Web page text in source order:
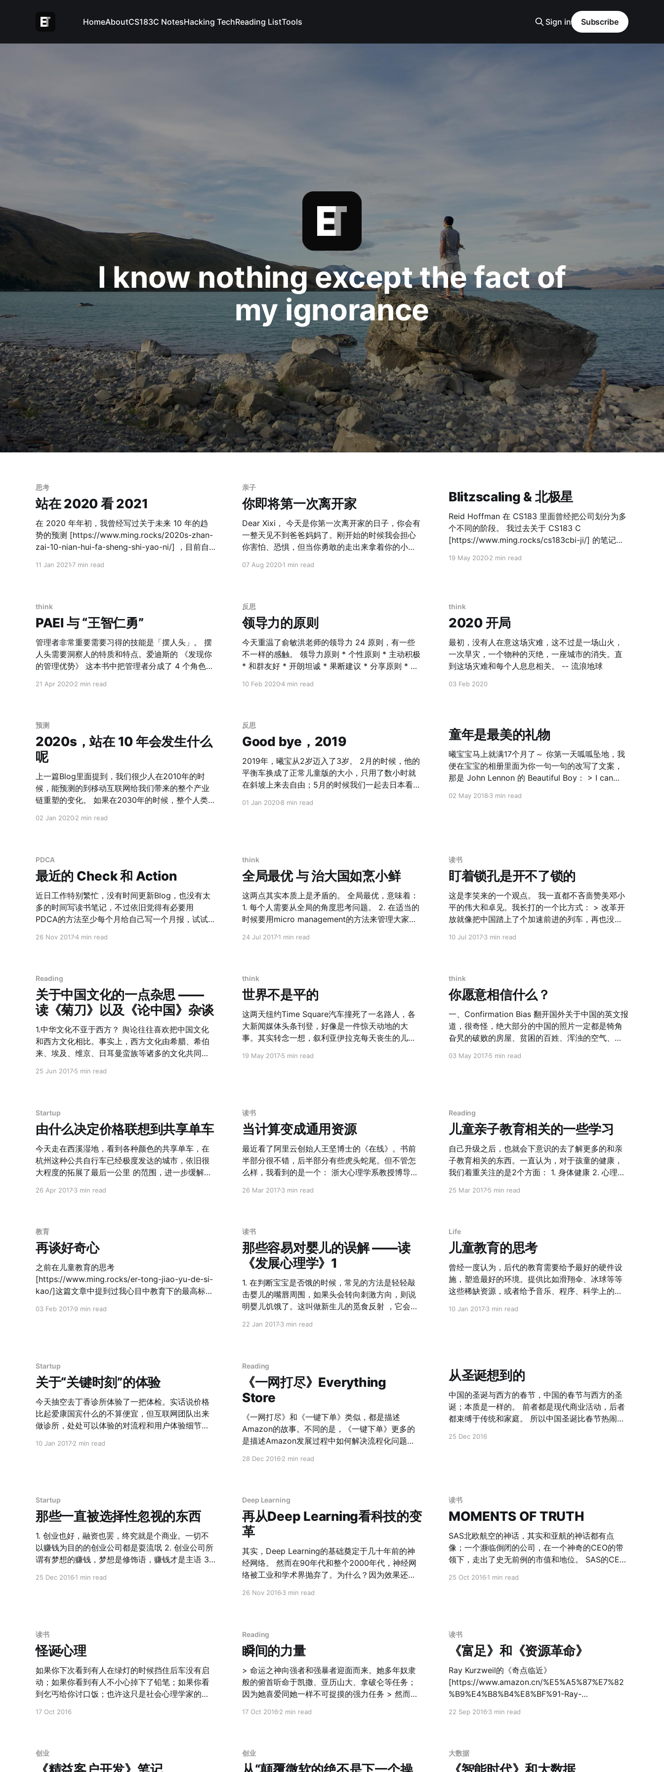
HomeAboutCS183C NotesHacking TechReading ListTools Sign in Subscribe
I know nothing except the fact of
my ignorance
思考
站在 2020 看 2021
在 2020 年年初，我曾经写过关于未来 10 年的趋
势的预测 [https://www.ming.rocks/2020s-zhan-
zai-10-nian-hui-fa-sheng-shi-yao-ni/] ，目前自
年的一年从悲剧般的开始，变成了滑稽般的结束。
我其实也想倒逼自己跳出 20 年自己本身也跌宕起
伏的一年，来看看 21 年。 2021 年的世界 2021 年
世界会更加习惯新冠肺炎的常态，并且大概率在年
中的时候会有疫苗的普及，但是疫情对于世界的影
响将会是深远的。 经济上 尤其在全球央行大范围放
的明显。同时，在美国大范围放水的当下，欧美经
11 Jan 2021 7 min read
亲子
你即将第一次离开家
Dear Xixi， 今天是你第一次离开家的日子，你会有
一整天见不到爸爸妈妈了。刚开始的时候我会担心
你害怕、恐惧，但当你勇敢的走出来拿着你的小恐
丝的失落。 这就像《小王子》里面的狐狸与小王
说，你还只是一个小男孩，和其他千千万万个小男
孩没什么两样。我不需要你，你也同样不需要我。
对你来说，我也不过是一只狐狸。但是，如果你驯
服了我，我们就会互相需要。对我来说，你是世界
上唯一的，对你来说，我也是世界上唯一的。 我们
都是彼此世界的唯一。 今天是你第一次离开我们，
多的机会和挑战，去面对外面的未知。这些未知可
发生什么，愿你心中的那一缕阳光一直都在，会陪
伴你照亮前行的路； 也不论发生什么，你的背后一
定站着坚定支持着你的爸爸妈妈。
07 Aug 20201 min read
Blitzscaling & 北极星
Reid Hoffman 在 CS183 里面曾经把公司划分为多
个不同的阶段。 我过去关于 CS183 C
[https://www.ming.rocks/cs183cbi-ji/] 的笔记也
Tribe 到 Nation 的论述，我们一直以来其实遵循的
段关注的是增长，OS3 关注到 multi-thread，这里
更多都是涉及到的都是组织、商业。 那 OS2 之后
司在 OS2、OS3 阶段，虽然面对的还是单一产品，
但是事实上
19 May 20202 min read
think
PAEI 与 “王智仁勇”
管理者非常重要需要习得的技能是「摆人头」。 摆
人头需要洞察人的特质和特点。爱迪斯的 《发现你
的管理优势》 这本书中把管理者分成了 4 个角色：
成为"独行侠"； A - Administrator：行政管理者。
火犯"； I - Integrator：整合者。只有 I 的人很容易
成为"应声虫"。 完美的管理者一定是 PAEI 四种状
态都具备，但是这是不现实以及非常难的。如何针
对不同的人配置不同的班子，
21 Apr 20202 min read
反思
领导力的原则
今天重温了俞敏洪老师的领导力 24 原则，有一些
不一样的感触。 领导力原则 * 个性原则 * 主动积极
* 和群友好 * 开朗坦诚 * 果断建议 * 分享原则 * 情
则 * 主动出手 * 抓住先机 * 寻找伙伴 * 扩大战果 *
* 激励成员 * 目标原则 * 战略制定 * 分解步骤 * 目
标衔接 * 战术跟上 * 判断原则 * 广泛调研 * 充分探
讨 * 遵从常识 * 灵活纠偏 * 纠错原则 * 机制监控 *
交流坦诚 * 自我批评 * 及时改正 * 奖励原则 * 私下
10 Feb 20204 min read
think
2020 开局
最初，没有人在意这场灾难，这不过是一场山火，
一次旱灾，一个物种的灭绝，一座城市的消失。直
到这场灾难和每个人息息相关。 -- 流浪地球
03 Feb 2020
预测
2020s，站在 10 年会发生什么
呢
上一篇Blog里面提到，我们很少人在2010年的时
候，能预测的到移动互联网给我们带来的整个产业
链重塑的变化。 如果在2030年的时候，整个人类
悲观，但后期可能有生产力上的突破带来经济的复
苏。 2. 5G会重塑工业、交通以及供给侧，尤其是
工业4.0。在信息技术成熟后反哺生物科技，预计
20s中期会有大突破。航天是第三个会在未来10年
产生大突破的部分。这三块会带来经济供给侧生产
力提高，从而带来经济的复苏。 3. 中国的文化输出
出，2010s是韩国输出，2020s是中国输出。几个
中小城市会被掏空。 5. 教育线上化会极大普及。原
因是新一代家长接受度极大提高，线上教育稳定性
也会打到一个更好的水平。互联网优先改造的长供
给侧一定是教育，医疗要慢更多。 6. 老
02 Jan 20202 min read
反思
Good bye，2019
2019年，曦宝从2岁迈入了3岁。 2月的时候，他的
平衡车换成了正常儿童版的大小，只用了数小时就
在斜坡上来去自由；5月的时候我们一起去日本看鲸
现，自己创作不同的节奏型，还有附点和修饰音，
学唱歌和诗歌基本几遍就能完全掌握。 2020年，
他将面临人生的第一次和家人的"常态化"分离，并开
启自己的15年教育长跑。2020年的曦宝会成长成什
么样呢？ 2019年，西瓜也将迈入3岁。 19年上半年
的业务压力还是大的，不过那个时候我的重心都放
在了整个跨部门机制的建立上；不过，在成功找到
第一次引擎之后，我们模型的切换回想起来还是不
然整个19年还是相对坎坷，但是比起去年还是翻了
好几倍，自己的成长和认知也翻了好几倍，值得欣
慰一下。 2020年，西瓜要进入第四个年头，都说
孩子三岁看老，西瓜
01 Jan 20208 min read
童年是最美的礼物
曦宝宝马上就满17个月了～ 你第一天呱呱坠地，我
便在宝宝的相册里面为你一句一句的改写了文案，
那是 John Lennon 的 Beautiful Boy： > I can
guess we'll both just have to be patient >
02 May 20183 min read
PDCA
最近的 Check 和 Action
近日工作特别繁忙，没有时间更新Blog，也没有太
多的时间写读书笔记，不过依旧觉得有必要用
PDCA的方法至少每个月给自己写一个月报，试试
里铁军》以及吴晓波的《腾讯转》读了，可能是因
Pace，湖畔中也反复提： > 战略的核心不是战略远
景，因为大家制定的都差不多，而是战略的执行，
更重要的是战略执行的步伐”。 腾讯在2004年左右
的时候布局了移动、门户、互动娱乐 ，无一例外都
成为了今天腾讯霸主不可替代的核心。但是反观盛
大，的确也做了很多的布局，却被人说是“战略分
散”。我认为战略制定层面腾讯和盛大都没有错误，
够好导致的。 另外一本拖了很久没有读的书《超越
和反省心智，算法心智的本质是IQ，反省心智（比
如认知吝啬鬼）则是理商。这里面有很多有意思的
洞见，就不在这里展开了。 每个月读书和听书的计
划应该维持下去不会有错
26 Nov 20174 min read
think
全局最优 与 治大国如烹小鲜
这两点其实本质上是矛盾的。 全局最优，意味着：
1. 每个人需要从全局的角度思考问题。 2. 在适当的
时候要用micro management的方法来管理大家的
度思考，对人的要求会非常高。 治大国如烹小鲜，
事物。 2. 放手管理，意味着也不会强求每个个体从
全局最优下思考问题。 的确，亲自督办大运河的隋
炀帝，本希望流芳千古，却不想给李渊父子坐上了
嫁衣；那些千古一帝，无一例外不是“烹小鲜”式治国
方式的代表人物。建国后，毛泽东和周恩来，也分
别是宏观管理和事无巨细的典型代表。 然而在公司
下思考问题，压抑其局部最优，也就意味着会压抑
24 Jul 20171 min read
读书
盯着锁孔是开不了锁的
这是李笑来的一个观点。 我一直都不吝啬赞美邓小
平的伟大和卓见。我长打的一个比方式： > 改革开
放就像把中国踏上了个加速前进的列车，再也没有
状态，一个敞开大门的社会也很难再度关上自己的
民的认知，会继续推进着整个社会没有退路的加速
前进。 --------------------------------------------
------------------------------------ 最近在读基辛
格的《论中国》，有很多有意思的细节。 在文革结
束之后，邓小平第一次把科研人员和知识分子的重
要性摆在非常重要的位置，因为他明白，经济增长
有意思的是，89年之后，当整个社会风向趋于抵制
革和开放，因为一个更加强大、自信的民族更容易
抵制所谓西方的干涉。 在遇到障
10 Jul 20173 min read
Reading
关于中国文化的一点杂思 ——
读《菊刀》以及《论中国》杂谈
1.中华文化不亚于西方？ 舆论往往喜欢把中国文化
和西方文化相比。事实上，西方文化由希腊、希伯
来、埃及、维京、日耳曼蛮族等诸多的文化共同构
出来的等级制度是日本文化和西方文化的最大差
别。忠孝源于中国。 然而，有趣的是，日本在引入
中国文化时，摒弃了中华文化中凌驾在忠孝之上的
更重要的价值：仁 。水能载舟，亦能覆舟。帝王不
仁，民众以天道为名可推翻，日本的传统价值观中
却不是这样。 所以仁、忠、孝是构建中国儒道的价
贵的地方 —— 重视那些不变的智慧 中华文化的宝
最有价值的地方。基辛格在**《论中国》**中说，
中国没有起源的概念，统一也并不是目的而是前
提，中国人认为，黄帝重新统一中国而非开创了中
国。 我以为，不论是两河文明，
25 Jun 20175 min read
think
世界不是平的
这两天纽约Time Square汽车撞死了一名路人，各
大新闻媒体头条刊登，好像是一件惊天动地的大
事。其实转念一想，叙利亚伊拉克每天丧生的儿童
之前这篇Blog讲到的 Confirmation Bias（自我确
了一个世界，在互联网上，个体和企业是平等的，
个体和政府是平等的，这个世界被抹平了。 但另一
个角度来看，我们出现了信息的入口Google，社交
的入口Facebook；传统媒体的影响力成了所谓的大
号，互联网社会被抹平之后，重新产生了聚集。而
且，所谓的FLAG或者BAT，聚合能力会越来越强。
到的几点前提： > 1. 消费者远远多余生产者 2. 心理
19 May 20175 min read
think
你愿意相信什么？
一、Confirmation Bias 翻开国外关于中国的英文报
道，很奇怪，绝大部分的中国的照片一定都是犄角
旮旯的破败的房屋、贫困的百姓、浑浊的空气、警
信美利坚是人类的希望，一部分人是坚定的小粉
红。这仅仅可以由偏见或者激进 来形容和描述么？
我想这里面应该有共性，而且是人性的共性。所以
在心理学里面找到了一个名次叫做： >
Confirmation Bias (确认偏见/自我确认偏见) 在解
释这个之前，有一个现象大家都知道是星座。很多
之 > 即人们会倾向于忽视那些与自己观点与决策相
么觉得星座很准确的理论依据。 回到这些新闻报
道。我们都知道新闻的本质是报道事件，但新闻的
很重要的评判标准是关注度和传播度，这两个因素
会决定
03 May 20175 min read
Startup
由什么决定价格联想到共享单车
今天走在西溪湿地，看到各种颜色的共享单车，在
杭州这种公共自行车已经极度发达的城市，依旧很
大程度的拓展了最后一公里 的范围，进一步缓解了
覆盖的地点（景区、小区内部），就知道，作为公
拓展为最后三公里，不仅扩大了人们无车出行的范
围，也增加了人员的流动效率，让更多的人因为共
享单车而愿意出门。 从这个角度上来说，共享单车
是有很大的价值的。曾经在观察滴滴打车的时候的
观点是： > 滴滴打车通过算法可以更好的调度乘客
和汽车，提高城市的通行率，这有很大的价值。因
观点有很大的问题。主要的症结在于： > 价值不决
亏？作为标杆的杭州据我所知，公共自行车的营收
也只是比成本更多一点而已。对于这样一个数十年
很难自负盈亏的行业，为什么最近风投纷纷进入？
他们凭什么有这个信心？ 当然，一个常见的理论
26 Apr 20173 min read
读书
当计算变成通用资源
最近看了阿里云创始人王坚博士的《在线》。书前
半部分很不错，后半部分有些虎头蛇尾。但不管怎
么样，我看到的是一个： 浙大心理学系教授博导兼
阿里云创始人 的这么一个跨界牛人对互联网和大数
域；用数据去做以前做不了的事情比如预测，这才
是大数据的范畴 * 离线的数据很难产生最大的经济
化价值，在线之后才能凸显价值。今天的数据不是
变“大”了，而是在线了。这是Google地图和诺基亚
Here的区别，也是方正排版和Google的区别。 *
数据是核心竞争力，有2个方面：数据本身是核心竞
争力，数据的处理能力也是核心竞争力。这个在我
的体会，一会儿再讲。 * 云计算分为2个部分，一个
动互联网，或者说iTo
26 Mar 20173 min read
Reading
儿童亲子教育相关的一些学习
自己升级之后，也就会下意识的去了解更多的和亲
子教育相关的东西。一直认为，对于孩童的健康，
我们着重关注的是2个方面： 1. 身体健康 2. 心理健
书籍进行了涉及。翻过了国内的崔玉涛系列，而国
理因素更相关。很多写的很好，但是网上也有太多
的人谈过这方面的内容，我就不展开了。 除此之
外，由于关注儿童教育，也读到了一些其他的教育
相关的书籍。其中有一些和之前创业的知识联系到
了一起，也挺有意思。 第一本书 《为什么学生不喜
欢上学》，我之前在这篇博客
sheng-bu-xi-huan-shang-xue-bi-ji/] 中也写过它
25 Mar 20175 min read
教育
再谈好奇心
之前在儿童教育的思考
[https://www.ming.rocks/er-tong-jiao-yu-de-si-
kao/]这篇文章中提到过我心目中教育下的最高标
《人类群星闪耀时》
[https://www.ming.rocks/shun-jian-de-li-liang/]
中，描述了不多的几个改变人类历史进程的关键时
刻。在这些时刻中，往往就是历史洪流中的几个关
键的人物的关键的决定，改变了历史的进程。固
然，我们会说，历史是人民群众创造的，历史有其
史进程的往往会有诸多的偶然因素相互叠加，从而
03 Feb 20179 min read
读书
那些容易对婴儿的误解 ——读
《发展心理学》1
1. 在判断宝宝是否饿的时候，常见的方法是轻轻敲
击婴儿的嘴唇周围，如果头会转向刺激方向，则说
明婴儿饥饿了。这叫做新生儿的觅食反射 ，它会帮
时候，眼皮偶尔抬起，眼球转动，有时候这种现象
非常频繁，以至于会觉得这并不是REM（快速动眼
期） 。人们会说，宝宝在偷偷的瞄大人，增加安全
感。事实上，新生儿在出生后1、2月，至少有一半
睡眠时间处于快速动眼期，目前最广为接受的理论
时，生命早期这种活跃的REM可以位胎儿和新生儿
提供足够的内部刺激来保证其神经系统的正常发
清楚原因的时候会觉得这是在故意祈求拥抱。Mary
越低，因为这可以放置婴儿的焦虑。对于通过哭泣
来获得关注或者拥抱，新生儿还不具备这个认知能
力，在6
22 Jan 20173 min read
Life
儿童教育的思考
曾经一度认为，后代的教育需要给予最好的硬件设
施，塑造最好的环境。提供比如滑翔伞、冰球等等
这些稀缺资源，或者给予音乐、程序、科学上的最
TA有可能掌握了很多的技能，却依旧不能洞察这背
需要了解自己不能做什么 这个观点一下把我从所谓
的非得上私立学校、提供精英教育的思路中打醒。
后来，我想把这句话背后意味着的逻辑整理出来：
1. 按照Richard Atkinson和Richard Shiffrin提出的
识。这意味着没有足够
10 Jan 20173 min read
Startup
关于“关键时刻”的体验
今天抽空去丁香诊所体验了一把体检。实话说价格
比起爱康国宾什么的不算便宜，但互联网团队出来
做诊所，处处可以体验的对流程和用户体验细节的
花出去的钱。 按照SAS的CEO的关键时刻理论，用
项目，在被Dragon老沈的各种安利之后，也算心里
有了大致的预期，对于知乎上都能查到的优点就不
赘述。下面就来整理一些在观察中超出预期的点。
1. B超用的接触液是看病N次唯一一次涂在身上温过
的。 2. 所有的空调出风口，如果有在检查床位上方
的，一定有遮挡装置防止风直吹。 3. 信息的录制到
卡住的地方。 以及在之后听Dragon同学说，整个
10 Jan 20172 min read
Reading
《一网打尽》Everything
Store
《一网打尽》和《一键下单》类似，都是描述
Amazon的故事。不同的是，《一键下单》更多的
是描述Amazon发展过程中如何解决流程化问题
虐般的创业史。 一直以来都认为Amazon相对其他
马逊在创立的第一年的销售额的猛增；也能看到
Amazon在解决物流仓储问题时和沃尔玛的所有黑
暗和光明的故事。此外，我们还能看到，Amazon
曾经在投资市场是多么的不被待见，因为大家并不
把他看作一个科技型公司；也能看到Amazon 在最
低潮的时期如何无意的找到了AWS和Kindle两项非
同寻常的业务，如何下定决心开发自己的订单管理
商、物流配送商和其他供货商兵戎相见。 Amazon
程。 Amazon善于并坚信： 1. 胁迫合作伙伴拿到低
价，再把谈判降下来的价格用于回馈用户，进一步
28 Dec 20162 min read
从圣诞想到的
中国的圣诞与西方的春节，中国的春节与西方的圣
诞；本质是一样的。 前者都是现代商业活动，后者
都束缚于传统和家庭。 所以中国圣诞比春节热闹；
来越热闹。
25 Dec 2016
Startup
那些一直被选择性忽视的东西
1. 创业也好，融资也罢，终究就是个商业。一切不
以赚钱为目的的创业公司都是耍流氓 2. 创业公司所
谓有梦想的赚钱，梦想是修饰语，赚钱才是主语 3.
待一切你觉得丑陋和无法接受的现象。
25 Dec 2016 1 min read
Deep Learning
再从Deep Learning看科技的变
革
其实，Deep Learning的基础奠定于几十年前的神
经网络。 然而在90年代和整个2000年代，神经网
络被工业和学术界抛弃了。为什么？因为效果还不
资源用于训练。 这两者在2010年之前都是不可能
的。 随着移动互联网的爆发，计算性能的提高，学
术界能获取到的标定数据指数型增长 ，GPU并行计
算能力也有了飞跃（其实计算能力的提高带来的另
一个附加变革则是同样被丢弃在垃圾堆里面30多年
的VR）。 直到2012年左右，深度神经网络开始兴
语音方面都已经能够做到高于人类的平均识别率
交替 的。生物计算、VR、神经网络在计算性能的提
升后重生；曾经遇到瓶颈的PC发展由于互联网和移
26 Nov 20163 min read
读书
MOMENTS OF TRUTH
SAS北欧航空的神话，其实和亚航的神话都有点
像；一个濒临倒闭的公司，在一个神奇的CEO的带
领下，走出了史无前例的市值和地位。 SAS的CEO
下方权利给基层员工。 以下是10个关键时刻： 关键
时刻的意义：抓住客户给予的5000万个机会 1. 创造
顾客比创造利润更重要 2. 用提高营业额代替降低成
本 3. 领导少些决策力，多些综合力 4. 了解顾客真
正需要，把我多变市场 5. 一线员工比管理团队更了
解企业 6. 该冒险的时候必须勇敢一跳 7. “沟通”能提
9. 保持绩效评估玉顾客需要的一致性 10. 奖励让顾
25 Oct 20161 min read
读书
怪诞心理
如果你下次看到有人在绿灯的时候挡住后车没有启
动；如果你看到有人不小心掉下了铅笔；如果你看
到乞丐给你讨口饭；也许这只是社会心理学家的实
如东方的人在4号去世的人较多，西方则是13号；又
17 Oct 2016
Reading
瞬间的力量
> 命运之神向强者和强暴者迎面而来。她多年奴隶
般的俯首听命于凯撒、亚历山大、拿破仑等任务；
因为她喜爱同她一样不可捉摸的强力任务 > 然而有
的心情，投入平庸之辈的怀抱。有时——而这则是
英雄豪杰们的世界游戏所要承担的重任总是使这种
人感到惊骇甚于感到幸福，它们几乎总是颤抖着于
17 Oct 20162 min read
读书
《富足》和《资源革命》
Ray Kurzweil的《奇点临近》
[https://www.amazon.cn/%E5%A5%87%E7%82
%B9%E4%B8%B4%E8%BF%91-Ray-
ie=UTF8&qid=1474514750&sr=8-
22 Sep 20163 min read
创业 创业 大数据